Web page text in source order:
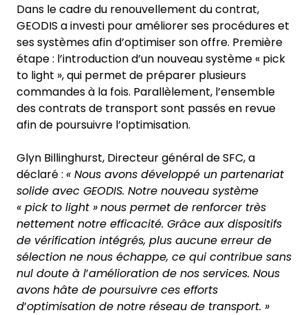
Dans le cadre du renouvellement du contrat,
GEODIS a investi pour améliorer ses procédures et
ses systèmes afin d’optimiser son offre. Première
étape : l’introduction d’un nouveau système « pick
to light », qui permet de préparer plusieurs
commandes à la fois. Parallèlement, l’ensemble
des contrats de transport sont passés en revue
afin de poursuivre l’optimisation.
Glyn Billinghurst, Directeur général de SFC, a
déclaré : « Nous avons développé un partenariat
solide avec GEODIS. Notre nouveau système
« pick to light »nous permet de renforcer très
nettement notre efficacité. Grâce aux dispositifs
de vérification intégrés, plus aucune erreur de
sélection ne nous échappe, ce qui contribue sans
nul doute à l’amélioration de nos services. Nous
avons hâte de poursuivre ces efforts
d’optimisation de notre réseau de transport. »